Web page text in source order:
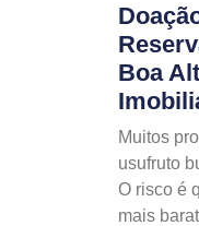
Boa
Muitos
usufruto
O risco é
mais